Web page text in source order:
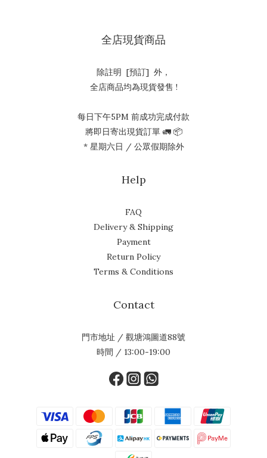
全店現貨商品
除註明 [預訂] 外，
全店商品均為現貨發售 !
每日下午5PM 前成功完成付款
將即日寄出現貨訂單 🚛 📦
* 星期六日 / 公眾假期除外
Help
FAQ
Delivery & Shipping
Payment
Return Policy
Terms & Conditions
Contact
門市地址 / 觀塘鴻圖道88號
時間 / 13:00-19:00